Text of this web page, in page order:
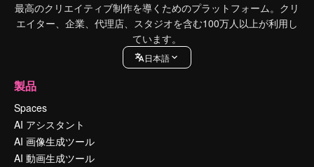
最高のクリエイティブ制作を導くためのプラットフォーム。クリ
エイター、企業、代理店、スタジオを含む100万人以上が利用し
ています。
日本語
製品
Spaces
AI アシスタント
AI 画像生成ツール
AI 動画生成ツール